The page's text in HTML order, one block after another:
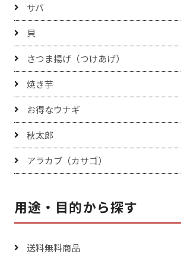
サバ
貝
さつま揚げ（つけあげ）
焼き芋
お得なウナギ
秋太郎
アラカブ（カサゴ）
用途・目的から探す
送料無料商品